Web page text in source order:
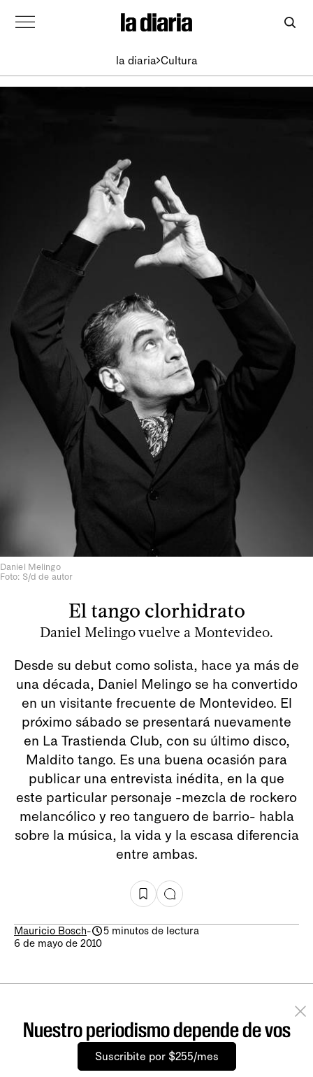
la diaria Cultura
Daniel Melingo
Foto: S/d de autor
El tango clorhidrato
Daniel Melingo vuelve a Montevideo.
Desde su debut como solista, hace ya más de
una década, Daniel Melingo se ha convertido
en un visitante frecuente de Montevideo. El
próximo sábado se presentará nuevamente
en La Trastienda Club, con su último disco,
Maldito tango. Es una buena ocasión para
publicar una entrevista inédita, en la que
este particular personaje -mezcla de rockero
melancólico y reo tanguero de barrio- habla
sobre la música, la vida y la escasa diferencia
entre ambas.
Mauricio Bosch-
5 minutos de lectura
6 de mayo de 2010
Nuestro periodismo depende de vos
Suscribite por $255/mes